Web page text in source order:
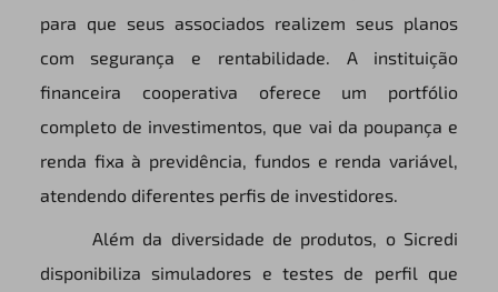
para que seus associados realizem seus planos
com segurança e rentabilidade. A instituição
financeira cooperativa oferece um portfólio
completo de investimentos, que vai da poupança e
renda fixa à previdência, fundos e renda variável,
atendendo diferentes perfis de investidores.
Além da diversidade de produtos, o Sicredi
disponibiliza simuladores e testes de perfil que